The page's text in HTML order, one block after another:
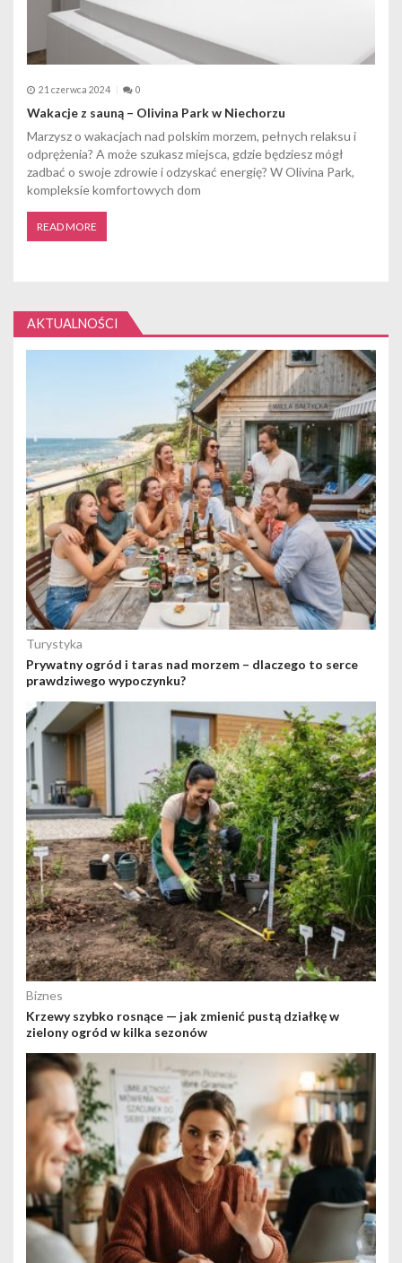
21 czerwca 2024 0
Wakacje z sauną – Olivina Park w Niechorzu
Marzysz o wakacjach nad polskim morzem, pełnych relaksu i
odprężenia? A może szukasz miejsca, gdzie będziesz mógł
zadbać o swoje zdrowie i odzyskać energię? W Olivina Park,
kompleksie komfortowych dom
READ MORE
AKTUALNOŚCI
Turystyka
Prywatny ogród i taras nad morzem – dlaczego to serce
prawdziwego wypoczynku?
Biznes
Krzewy szybko rosnące — jak zmienić pustą działkę w
zielony ogród w kilka sezonów